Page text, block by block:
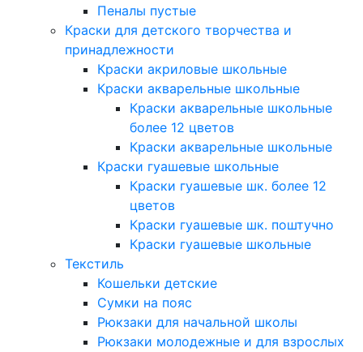
Пеналы пустые
Краски для детского творчества и
принадлежности
Краски акриловые школьные
Краски акварельные школьные
Краски акварельные школьные
более 12 цветов
Краски акварельные школьные
Краски гуашевые школьные
Краски гуашевые шк. более 12
цветов
Краски гуашевые шк. поштучно
Краски гуашевые школьные
Текстиль
Кошельки детские
Сумки на пояс
Рюкзаки для начальной школы
Рюкзаки молодежные и для взрослых